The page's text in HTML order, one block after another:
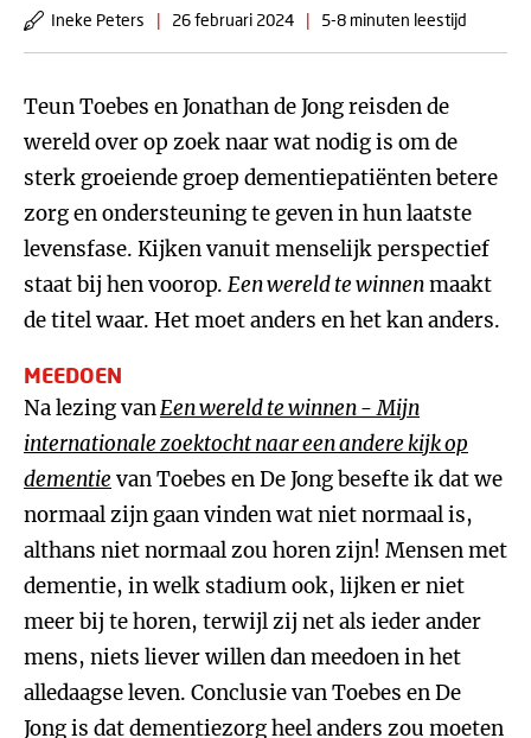
Ineke Peters | 26 februari 2024 | 5-8 minuten leestijd
Teun Toebes en Jonathan de Jong reisden de
wereld over op zoek naar wat nodig is om de
sterk groeiende groep dementiepatiënten betere
zorg en ondersteuning te geven in hun laatste
levensfase. Kijken vanuit menselijk perspectief
staat bij hen voorop. Een wereld te winnenmaakt
de titel waar. Het moet anders en het kan anders.
MEEDOEN
Na lezing vanEen wereld te winnen-Mijn
internationale zoektocht naar een andere kijk op
dementie van Toebes en De Jong besefte ik dat we
normaal zijn gaan vinden wat niet normaal is,
althans niet normaal zou horen zijn! Mensen met
dementie, in welk stadium ook, lijken er niet
meer bij te horen, terwijl zij net als ieder ander
mens, niets liever willen dan meedoen in het
alledaagse leven. Conclusie van Toebes en De
Jong is dat dementiezorg heel anders zou moeten